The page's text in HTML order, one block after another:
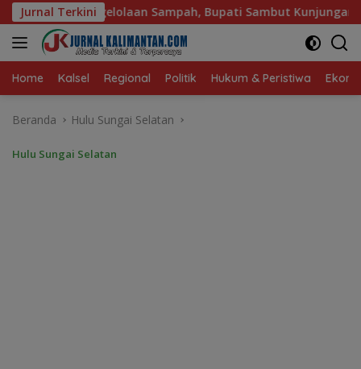
Langsung
ke
konten
Jurnal Terkini
Bupati Sambut Kunjungan Istri Menteri LH
Home Kalsel Regional Politik Hukum & Peristiwa
Beranda Hulu Sungai Selatan
Hulu Sungai Selatan